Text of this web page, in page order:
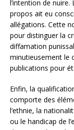
l’intention de nuire.
propos ait eu
allégations. Cette
pour distinguer la
diffamation
minutieusement le
publications pour
Enfin, la
comporte des
l’ethnie, la
ou le handicap de